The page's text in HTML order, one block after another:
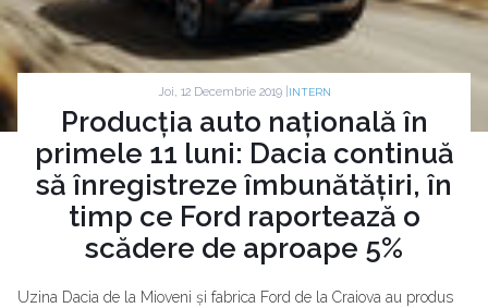
Joi, 12 Decembrie 2019 | INTERN
Producția auto națională în
primele 11 luni: Dacia continuă
să înregistreze îmbunătățiri, în
timp ce Ford raportează o
scădere de aproape 5%
Uzina Dacia de la Mioveni și fabrica Ford de la Craiova au produs